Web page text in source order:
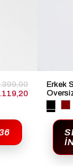
Erkek